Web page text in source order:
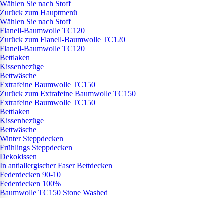
Wählen Sie nach Stoff
Zurück zum Hauptmenü
Wählen Sie nach Stoff
Flanell-Baumwolle TC120
Zurück zum Flanell-Baumwolle TC120
Flanell-Baumwolle TC120
Bettlaken
Kissenbezüge
Bettwäsche
Extrafeine Baumwolle TC150
Zurück zum Extrafeine Baumwolle TC150
Extrafeine Baumwolle TC150
Bettlaken
Kissenbezüge
Bettwäsche
Winter Steppdecken
Frühlings Steppdecken
Dekokissen
In antiallergischer Faser Bettdecken
Federdecken 90-10
Federdecken 100%
Baumwolle TC150 Stone Washed